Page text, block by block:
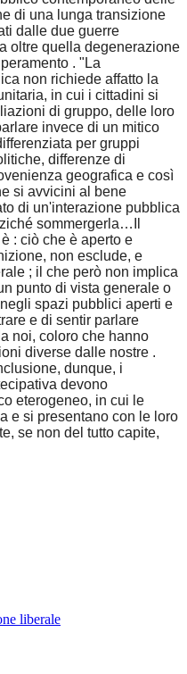
di una lunga transizione
dalle due guerre
oltre quella degenerazione
. "La
non richiede affatto la
in cui i cittadini si
di gruppo, delle loro
invece di un mitico
per gruppi
differenze di
geografica e così
si avvicini al bene
di un'interazione pubblica
sommergerla…Il
: ciò che è aperto e
non esclude, e
; il che però non implica
punto di vista generale o
spazi pubblici aperti e
e di sentir parlare
noi, coloro che hanno
diverse dalle nostre .
dunque, i
devono
eterogeneo, in cui le
e si presentano con le loro
se non del tutto capite,
liberale